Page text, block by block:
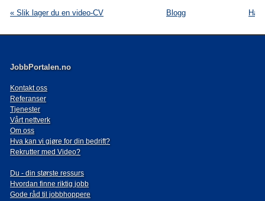
« Slik lager du en video-CV Blogg Har
JobbPortalen.no
Kontakt oss
Referanser
Tjenester
Vårt nettverk
Om oss
Hva kan vi gjøre for din bedrift?
Rekrutter med Video?
Du - din største ressurs
Hvordan finne riktig jobb
Gode råd til jobbhoppere